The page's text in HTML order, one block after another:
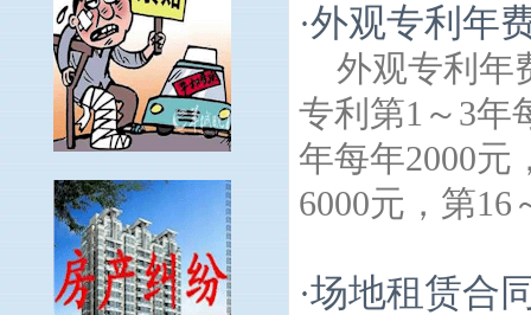
·外观专利年
外观专利年
专利第1～3年
年每年2000元
6000元，第16
·场地租赁合